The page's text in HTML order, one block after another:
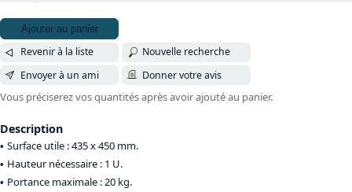
Ajouter au panier
Revenir à la liste
Nouvelle recherche
Envoyer à un ami
Donner votre avis
Vous préciserez vos quantités après avoir ajouté au panier.
Description
Surface utile : 435 x 450 mm.
Hauteur nécessaire : 1 U.
Portance maximale : 20 kg.